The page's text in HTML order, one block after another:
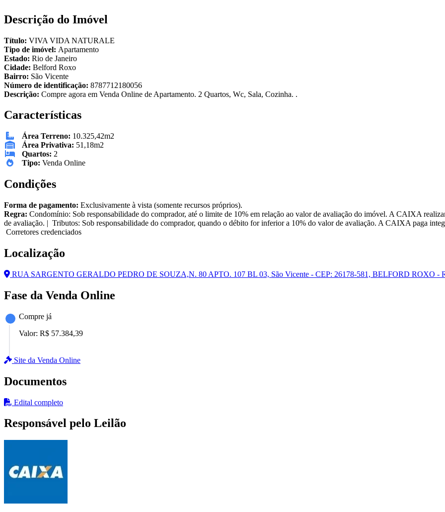
Descrição do Imóvel
Título: VIVA VIDA NATURALE
Tipo de imóvel: Apartamento
Estado: Rio de Janeiro
Cidade: Belford Roxo
Bairro: São Vicente
Número de identificação: 8787712180056
Descrição: Compre agora em Venda Online de Apartamento. 2 Quartos, Wc, Sala, Cozinha. .
Características
Área Terreno: 10.325,42m2
Área Privativa: 51,18m2
Quartos: 2
Tipo: Venda Online
Condições
Forma de pagamento: Exclusivamente à vista (somente recursos próprios).
Regra: Condomínio: Sob responsabilidade do comprador, até o limite de 10% em relação ao valor de avaliação do imóvel. A CAIXA
de avaliação. | Tributos: Sob responsabilidade do comprador, quando o débito for inferior a 10% do valor de avaliação. A CAIXA paga
Corretores credenciados
Localização
RUA SARGENTO GERALDO PEDRO DE SOUZA,N. 80 APTO. 107 BL 03, São Vicente - CEP: 26178-581, BELFORD ROXO -
Fase da Venda Online
Compre já
Valor: R$ 57.384,39
Site da Venda Online
Documentos
Edital completo
Responsável pelo Leilão